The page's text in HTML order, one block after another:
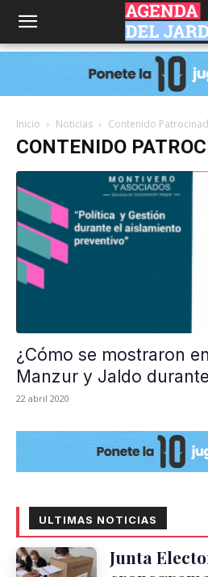
Agenda
del
Inicio Noticias Contenido
CONTENIDO
¿Cómo se mostraron
Manzur y Jaldo
22 abril 2020
ULTIMAS NOTICIAS
Junta